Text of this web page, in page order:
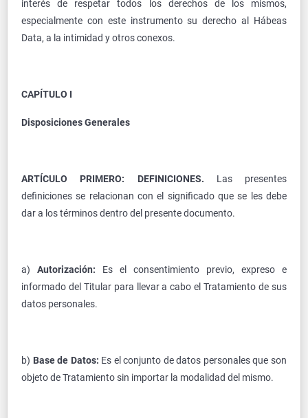
interés de respetar todos los derechos de los mismos,
especialmente con este instrumento su derecho al Hábeas
Data, a la intimidad y otros conexos.
CAPÍTULO I
Disposiciones Generales
ARTÍCULO PRIMERO: DEFINICIONES. Las presentes
definiciones se relacionan con el significado que se les debe
dar a los términos dentro del presente documento.
a) Autorización: Es el consentimiento previo, expreso e
informado del Titular para llevar a cabo el Tratamiento de sus
datos personales.
b) Base de Datos: Es el conjunto de datos personales que son
objeto de Tratamiento sin importar la modalidad del mismo.